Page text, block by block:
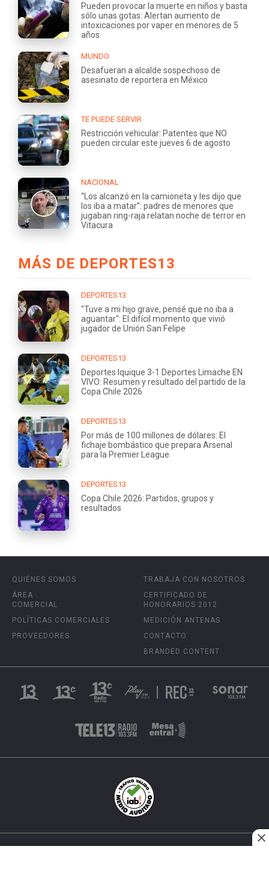
Pueden provocar la muerte en niños y basta
sólo unas gotas: Alertan aumento de
intoxicaciones por vaper en menores de 5
años
MUNDO
Desafueran a alcalde sospechoso de
asesinato de reportera en México
TE PUEDE SERVIR
Restricción vehicular: Patentes que NO
pueden circular este jueves 6 de agosto
NACIONAL
“Los alcanzó en la camioneta y les dijo que
los iba a matar”: padres de menores que
jugaban ring-raja relatan noche de terror en
Vitacura
MÁS DE DEPORTES13
DEPORTES13
"Tuve a mi hijo grave, pensé que no iba a
aguantar": El difícil momento que vivió
jugador de Unión San Felipe
DEPORTES13
Deportes Iquique 3-1 Deportes Limache EN
VIVO: Resumen y resultado del partido de la
Copa Chile 2026
DEPORTES13
Por más de 100 millones de dólares: El
fichaje bombástico que prepara Arsenal
para la Premier League
DEPORTES13
Copa Chile 2026: Partidos, grupos y
resultados
QUIÉNES SOMOS
ÁREA
COMERCIAL
POLÍTICAS COMERCIALES
PROVEEDORES
TRABAJA CON NOSOTROS
CERTIFICADO DE
HONORARIOS 2012
MEDICIÓN ANTENAS
CONTACTO
BRANDED CONTENT